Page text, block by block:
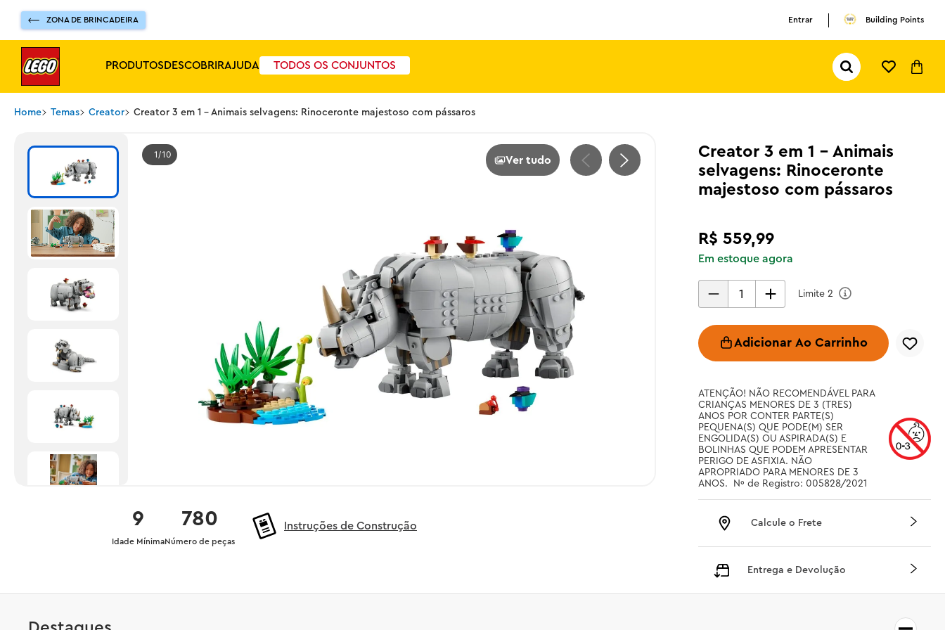
ZONA DE BRINCADEIRA Entrar Building Points
PRODUTOSDESCOBRIRAJUDA TODOS OS CONJUNTOS
Pesquisar...
Home Temas Creator Creator 3 em 1 - Animais selvagens: Rinoceronte majestoso com pássaros
1 10 Ver tudo
780
Número de peças
9
Idade Mínima
Instruções de Construção
Creator 3 em 1 - Animais
selvagens: Rinoceronte
majestoso com pássaros
R$ 559,99
Em estoque agora
Limite 2
Adicionar Ao Carrinho
ATENÇÃO! NÃO RECOMENDÁVEL PARA
CRIANÇAS MENORES DE 3 (TRES)
ANOS POR CONTER PARTE(S)
PEQUENA(S) QUE PODE(M) SER
ENGOLIDA(S) OU ASPIRADA(S) E
BOLINHAS QUE PODEM APRESENTAR
PERIGO DE ASFIXIA. NÃO
APROPRIADO PARA MENORES DE 3
ANOS.  Nº de Registro: 005828/2021
Calcule o Frete
Entrega e Devolução
pokemon
ferrari